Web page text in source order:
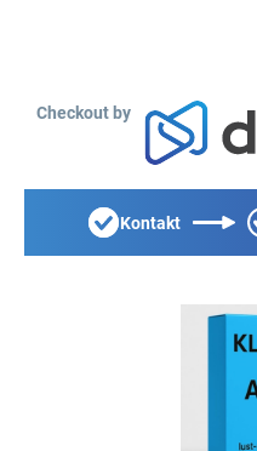
Checkout by
Kontakt